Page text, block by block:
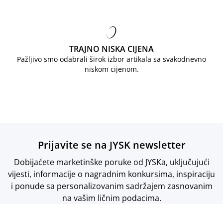
TRAJNO NISKA CIJENA
Pažljivo smo odabrali širok izbor artikala sa svakodnevno
niskom cijenom.
Prijavite se na JYSK newsletter
Dobijaćete marketinške poruke od JYSKa, uključujući
vijesti, informacije o nagradnim konkursima, inspiraciju
i ponude sa personalizovanim sadržajem zasnovanim
na vašim ličnim podacima.